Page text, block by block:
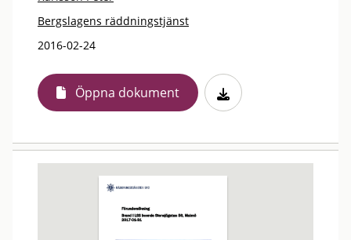
Bergslagens räddningstjänst
2016-02-24
Öppna dokument